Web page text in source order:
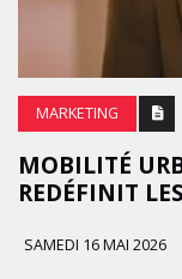
MARKETING
MOBILITÉ
REDÉFINIT
SAMEDI 16 MAI 2026